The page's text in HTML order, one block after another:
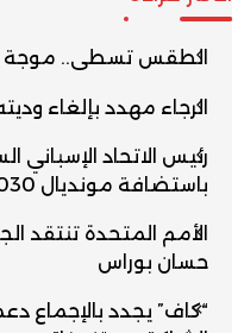
الطقس تسطى.. موجة
الرجاء مهدد بإلغاء
رئيس الاتحاد الإسباني
باستضافة مونديال 2030
الأمم المتحدة تنتقد
حسان بوراس
“كاف” يجدد بالإجماع